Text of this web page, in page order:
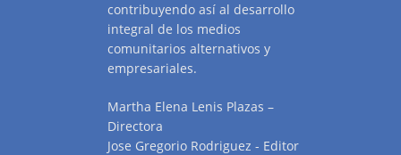
contribuyendo así al desarrollo
integral de los medios
comunitarios alternativos y
empresariales.
Martha Elena Lenis Plazas –
Directora
Jose Gregorio Rodriguez - Editor